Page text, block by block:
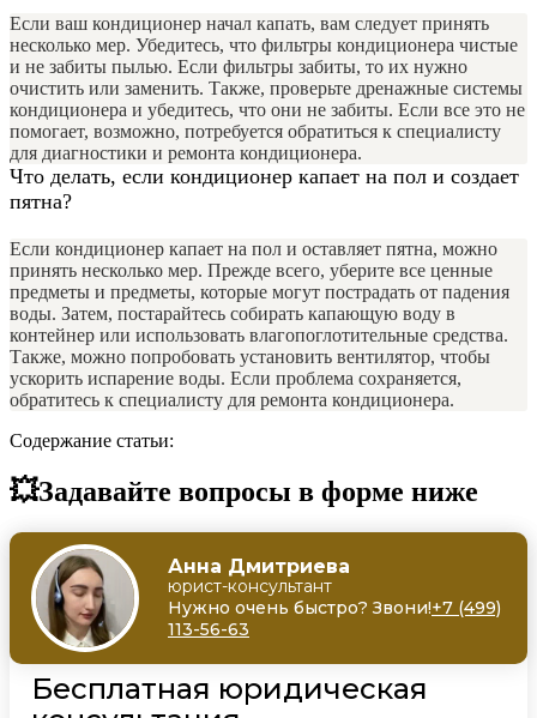
Если ваш кондиционер начал капать, вам следует принять
несколько мер. Убедитесь, что фильтры кондиционера чистые
и не забиты пылью. Если фильтры забиты, то их нужно
очистить или заменить. Также, проверьте дренажные системы
кондиционера и убедитесь, что они не забиты. Если все это не
помогает, возможно, потребуется обратиться к специалисту
для диагностики и ремонта кондиционера.
Что делать, если кондиционер капает на пол и создает
пятна?
Если кондиционер капает на пол и оставляет пятна, можно
принять несколько мер. Прежде всего, уберите все ценные
предметы и предметы, которые могут пострадать от падения
воды. Затем, постарайтесь собирать капающую воду в
контейнер или использовать влагопоглотительные средства.
Также, можно попробовать установить вентилятор, чтобы
ускорить испарение воды. Если проблема сохраняется,
обратитесь к специалисту для ремонта кондиционера.
Содержание статьи:
💥Задавайте вопросы в форме ниже